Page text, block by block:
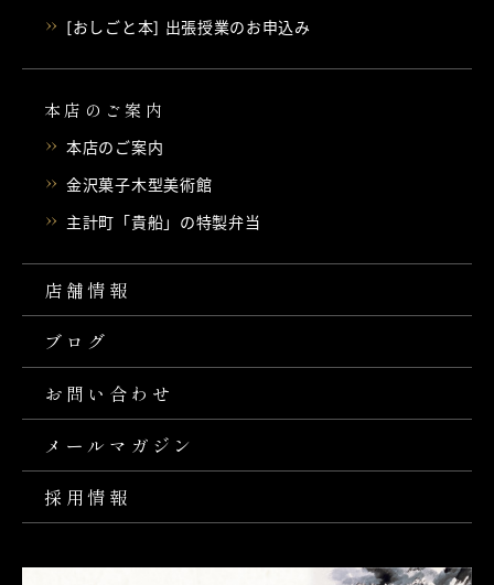
[おしごと本] 出張授業のお申込み
本店のご案内
本店のご案内
金沢菓子木型美術館
主計町「貴船」の特製弁当
店舗情報
ブログ
お問い合わせ
メールマガジン
採用情報